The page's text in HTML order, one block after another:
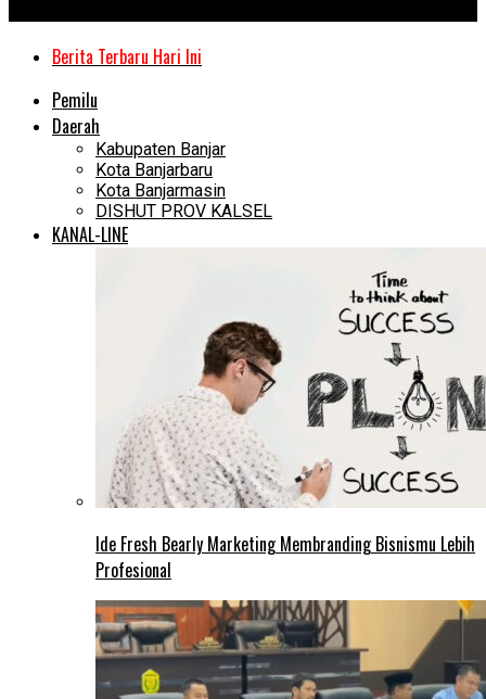
Berita Terbaru Hari Ini
Pemilu
Daerah
Kabupaten Banjar
Kota Banjarbaru
Kota Banjarmasin
DISHUT PROV KALSEL
KANAL-LINE
Ide Fresh Bearly Marketing Membranding Bisnismu Lebih
Profesional